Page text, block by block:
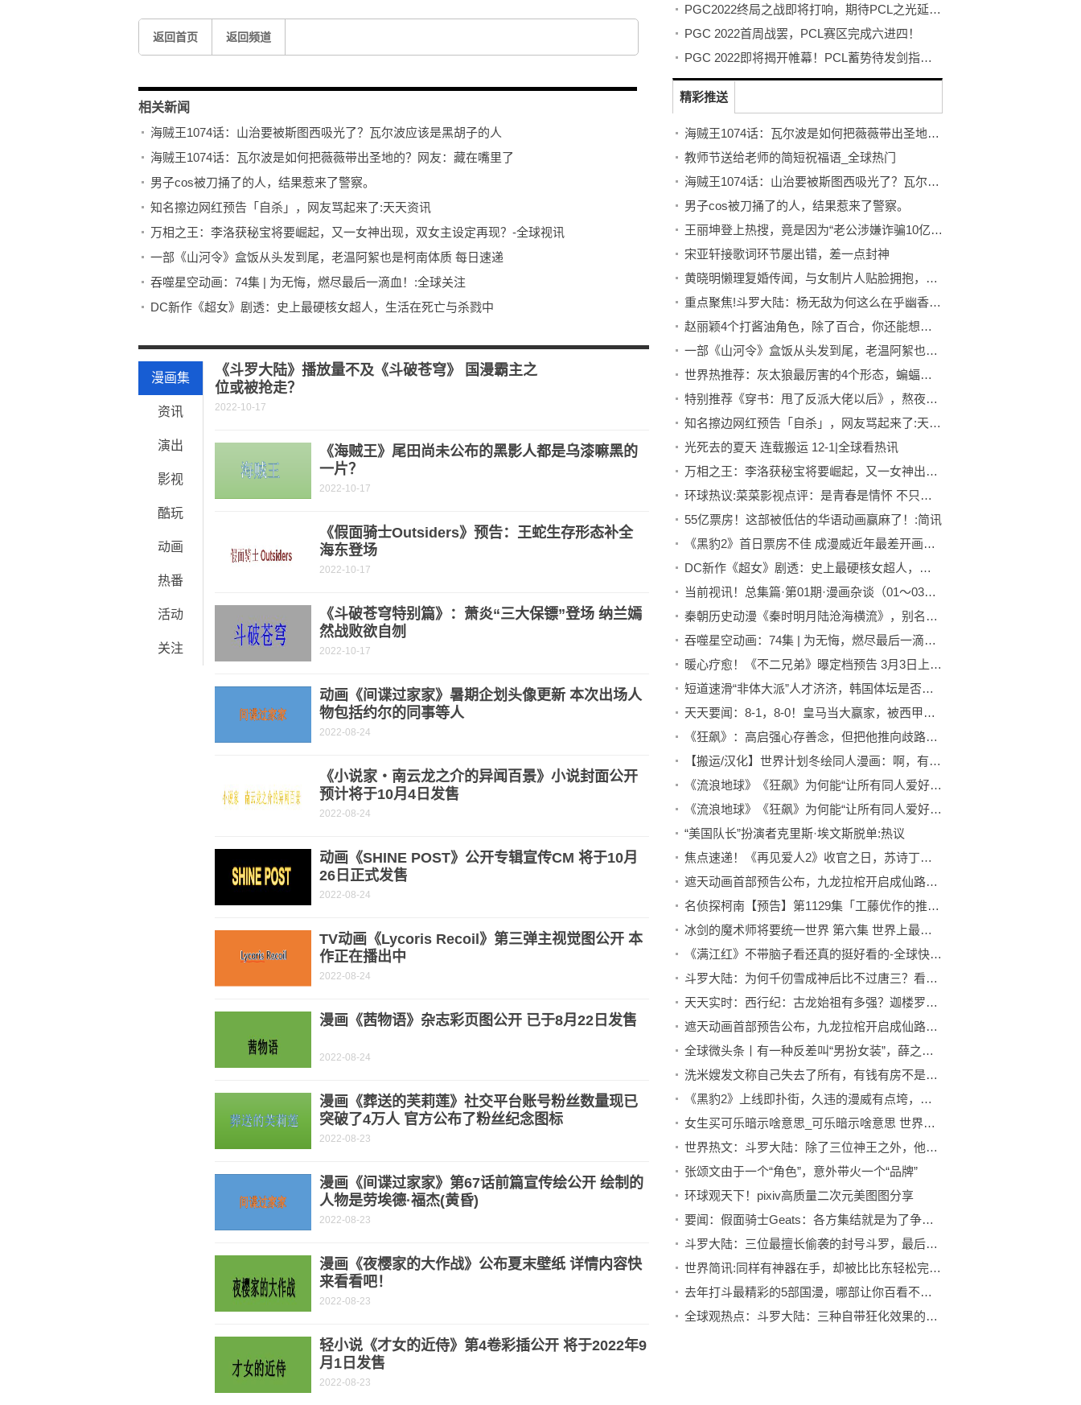
返回首页 返回频道
相关新闻
海贼王1074话：山治要被斯图西吸光了？瓦尔波应该是黑胡子的人
海贼王1074话：瓦尔波是如何把薇薇带出圣地的？网友：藏在嘴里了
男子cos被刀捅了的人，结果惹来了警察。
知名擦边网红预告「自杀」，网友骂起来了:天天资讯
万相之王：李洛获秘宝将要崛起，又一女神出现，双女主设定再现？-全球视讯
一部《山河令》盒饭从头发到尾，老温阿絮也是柯南体质 每日速递
吞噬星空动画：74集 | 为无悔，燃尽最后一滴血！:全球关注
DC新作《超女》剧透：史上最硬核女超人，生活在死亡与杀戮中
漫画集
资讯
演出
影视
酷玩
动画
热番
活动
关注
《斗罗大陆》播放量不及《斗破苍穹》 国漫霸主之
位或被抢走？
2022-10-17
《海贼王》尾田尚未公布的黑影人都是乌漆嘛黑的
一片？
2022-10-17
《假面骑士Outsiders》预告：王蛇生存形态补全
海东登场
2022-10-17
《斗破苍穹特别篇》：萧炎“三大保镖”登场 纳兰嫣
然战败欲自刎
2022-10-17
动画《间谍过家家》暑期企划头像更新 本次出场人
物包括约尔的同事等人
2022-08-24
《小说家・南云龙之介的异闻百景》小说封面公开
预计将于10月4日发售
2022-08-24
动画《SHINE POST》公开专辑宣传CM 将于10月
26日正式发售
2022-08-24
TV动画《Lycoris Recoil》第三弹主视觉图公开 本
作正在播出中
2022-08-24
漫画《茜物语》杂志彩页图公开 已于8月22日发售
2022-08-24
漫画《葬送的芙莉莲》社交平台账号粉丝数量现已
突破了4万人 官方公布了粉丝纪念图标
2022-08-23
漫画《间谍过家家》第67话前篇宣传绘公开 绘制的
人物是劳埃德·福杰(黄昏)
2022-08-23
漫画《夜樱家的大作战》公布夏末壁纸 详情内容快
来看看吧！
2022-08-23
轻小说《才女的近侍》第4卷彩插公开 将于2022年9
月1日发售
2022-08-23
PGC2022终局之战即将打响，期待PCL之光延续迈向最高顶峰！
PGC 2022首周战罢，PCL赛区完成六进四！
PGC 2022即将揭开帷幕！PCL蓄势待发剑指至高荣耀！
精彩推送
海贼王1074话：瓦尔波是如何把薇薇带出圣地的？网友：藏在嘴里了
教师节送给老师的简短祝福语_全球热门
海贼王1074话：山治要被斯图西吸光了？瓦尔波应该是黑胡子的人
男子cos被刀捅了的人，结果惹来了警察。
王丽坤登上热搜，竟是因为“老公涉嫌诈骗10亿”的传闻:环球资讯
宋亚轩接歌词环节屡出错，差一点封神
黄晓明懒理复婚传闻，与女制片人贴脸拥抱，女方是3个孩子的妈妈:全球视讯
重点聚焦!斗罗大陆：杨无敌为何这么在乎幽香绮罗仙品？破之一族因它真正蜕变
赵丽颖4个打酱油角色，除了百合，你还能想起哪个？|天天观察
一部《山河令》盒饭从头发到尾，老温阿絮也是柯南体质 每日速递
世界热推荐：灰太狼最厉害的4个形态，蝙蝠魔只能垫底，为爱形态无敌了
特别推荐《穿书：甩了反派大佬以后》，熬夜也要追完！|全球新动态
知名擦边网红预告「自杀」，网友骂起来了:天天资讯
光死去的夏天 连载搬运 12-1|全球看热讯
万相之王：李洛获秘宝将要崛起，又一女神出现，双女主设定再现？-全球视讯
环球热议:菜菜影视点评：是青春是情怀 不只是电影
55亿票房！这部被低估的华语动画赢麻了！:简讯
《黑豹2》首日票房不佳 成漫威近年最差开画成绩 动态焦点
DC新作《超女》剧透：史上最硬核女超人，生活在死亡与杀戮中
当前视讯！总集篇·第01期·漫画杂谈（01～03期）
秦朝历史动漫《秦时明月陆沧海横流》，别名不错，音乐歌曲动听
吞噬星空动画：74集 | 为无悔，燃尽最后一滴血！:全球关注
暖心疗愈！《不二兄弟》曝定档预告 3月3日上映-全球微速讯
短道速滑“非体大派”人才济济，韩国体坛是否会感到后悔？
天天要闻：8-1，8-0！皇马当大赢家，被西甲保送争冠，扎心巴萨，马竞最惨
《狂飙》：高启强心存善念，但把他推向歧路的，是他的优柔寡断！
【搬运/汉化】世界计划冬绘同人漫画：啊，有两个绘名|实时焦点
《流浪地球》《狂飙》为何能“让所有同人爱好者有饭吃”？:今日热议
《流浪地球》《狂飙》为何能“让所有同人爱好者有饭吃”？_天天快报
“美国队长”扮演者克里斯·埃文斯脱单:热议
焦点速递！《再见爱人2》收官之日，苏诗丁抉择日的行为令人迷惑
遮天动画首部预告公布，九龙拉棺开启成仙路，女性建模还需优化
名侦探柯南【预告】第1129集「工藤优作的推理秀（下集）」
冰剑的魔术师将要统一世界 第六集 世界上最强的魔术师少年，戴着面具 预告
《满江红》不带脑子看还真的挺好看的-全球快消息
斗罗大陆：为何千仞雪成神后比不过唐三？看看他们第七魂环就懂了 世界快播
天天实时：西行纪：古龙始祖有多强？迦楼罗只是玩具，吃遍龙王媲美三清！
遮天动画首部预告公布，九龙拉棺开启成仙路，女性建模还需优化
全球微头条丨有一种反差叫“男扮女装”，薛之谦女装大佬，看到孙红雷：这是狼外婆？
洗米嫂发文称自己失去了所有，有钱有房不是幸福，无病无灾才是真_焦点精选
《黑豹2》上线即扑街，久违的漫威有点垮，坐等《蚁人3》挽回颓势:全球报道
女生买可乐暗示啥意思_可乐暗示啥意思 世界时快讯
世界热文：斗罗大陆：除了三位神王之外，他们七人融合也能施展“神罚”？
张颂文由于一个“角色”，意外带火一个“品牌”
环球观天下！pixiv高质量二次元美图图分享
要闻：假面骑士Geats：各方集结就是为了争夺创世女神，龙骑开头铠武结尾
斗罗大陆：三位最擅长偷袭的封号斗罗，最后一位曾深爱独孤博-快资讯
世界简讯:同样有神器在手，却被比比东轻松完虐，千仞雪到底差哪了？
去年打斗最精彩的5部国漫，哪部让你百看不厌？
全球观热点：斗罗大陆：三种自带狂化效果的武魂，最后一种可化身远古巨龙